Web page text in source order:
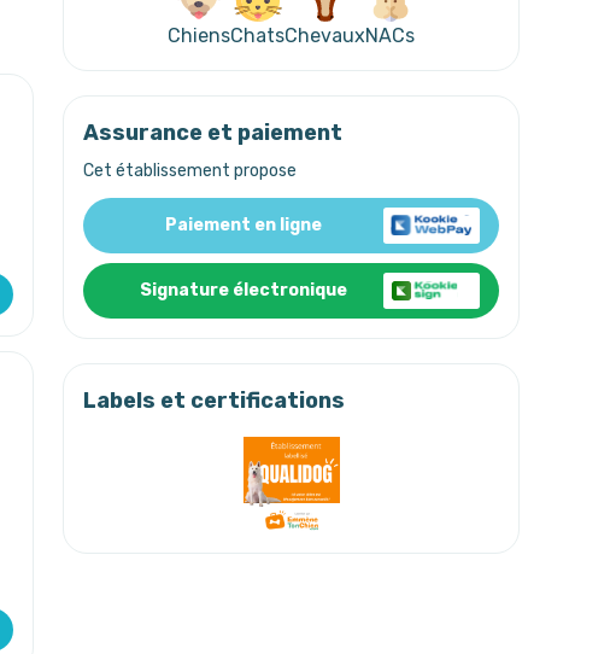
ChiensChatsChevauxNACs
Assurance et paiement
Cet établissement propose
Paiement en ligne
Signature électronique
Labels et certifications